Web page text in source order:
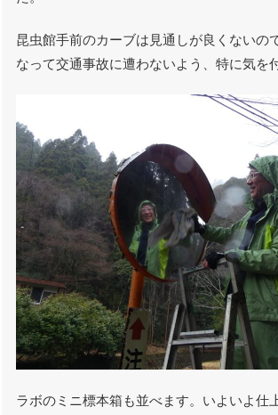
昆虫館手前のカーブは見通しが良くないの
なって交通事故に遭わないよう、特に気を
ラボのミニ標本箱も並べます。いよいよ仕